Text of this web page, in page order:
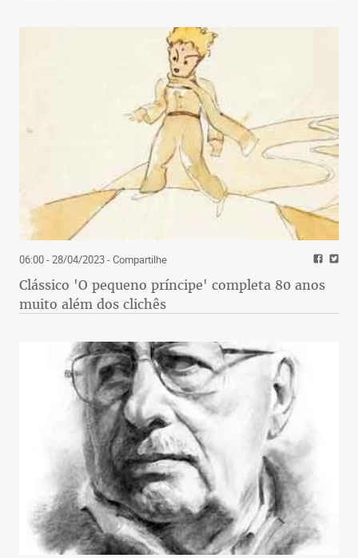
06:00 - 28/04/2023- Compartilhe
Clássico 'O pequeno príncipe' completa 80 anos
muito além dos clichês